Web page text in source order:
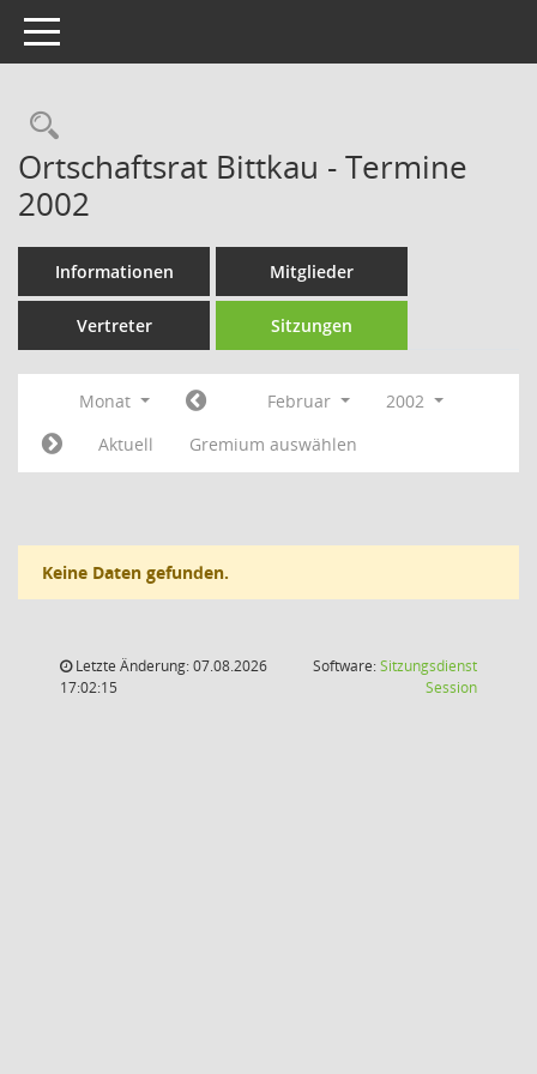
Toggle navigation
Rechercheauswahl
Ortschaftsrat Bittkau - Termine
2002
Informationen Mitglieder
Vertreter Sitzungen
Monat Februar
2002
Aktuell
Gremium auswählen
Keine Daten gefunden.
Letzte Änderung: 07.08.2026
17:02:15
Software:Sitzungsdienst
Session(Wird in